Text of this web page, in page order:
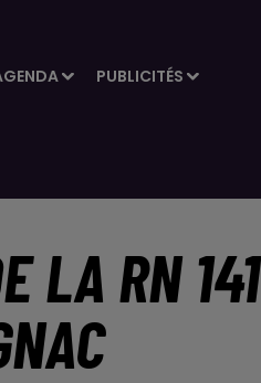
PUBLICITÉS
LA RN 141